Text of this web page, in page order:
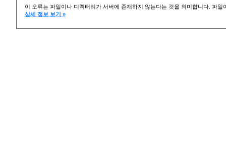
이 오류는 파일이나 디렉터리가 서버에 존재하지 않는다는 것을 의미합니다. 파
상세 정보 보기 »